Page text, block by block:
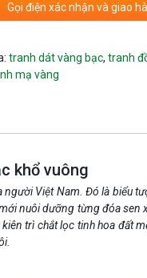
Gọi điện xác nhận và giao
tranh dát vàng bạc,tranh
mạ vàng
khổ vuông
Việt Nam. Đó là biểu
nuôi dưỡng từng đóa sen
trì chắt lọc tinh hoa đất